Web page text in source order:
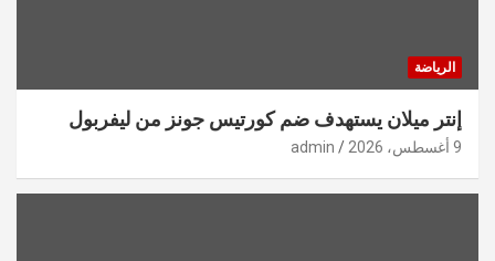
الرياضة
إنتر ميلان يستهدف ضم كورتيس جونز من ليفربول
9 أغسطس، 2026 admin